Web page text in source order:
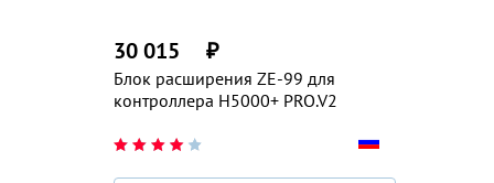
Блок расширения ZE-99 для
контроллера H5000+ PRO.V2
30 015 ₽